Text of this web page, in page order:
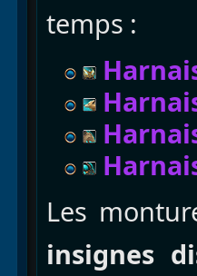
temps :
Les
insignes